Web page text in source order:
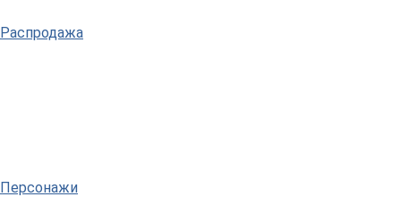
Распродажа
Персонажи